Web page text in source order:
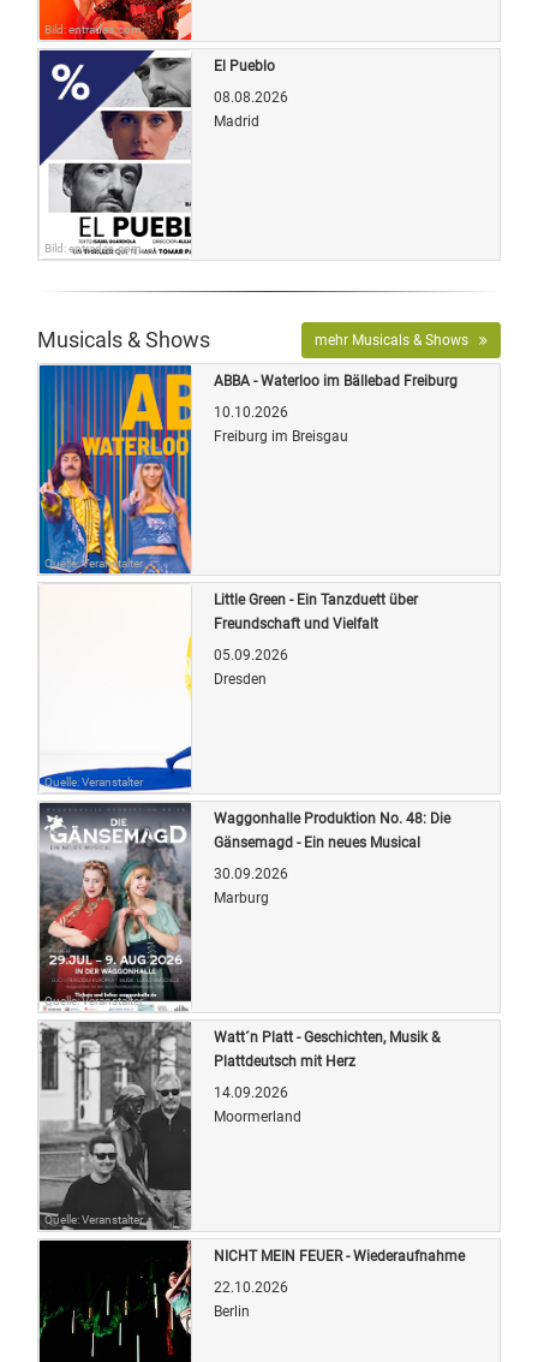
Bild: entradas.com
Bild: entradas.com
El Pueblo
08.08.2026
Madrid
Musicals & Shows mehr Musicals & Shows
Quelle: Veranstalter
ABBA - Waterloo im Bällebad Freiburg
10.10.2026
Freiburg im Breisgau
Quelle: Veranstalter
Little Green - Ein Tanzduett über
Freundschaft und Vielfalt
05.09.2026
Dresden
Quelle: Veranstalter
Waggonhalle Produktion No. 48: Die
Gänsemagd - Ein neues Musical
30.09.2026
Marburg
Quelle: Veranstalter
Watt´n Platt - Geschichten, Musik &
Plattdeutsch mit Herz
14.09.2026
Moormerland
NICHT MEIN FEUER - Wiederaufnahme
22.10.2026
Berlin